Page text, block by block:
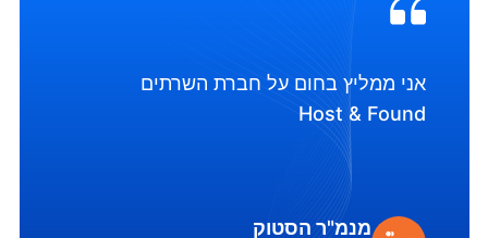
אני ממליץ בחום על חברת השרתים
Host & Found
מנמ"ר הסטוק